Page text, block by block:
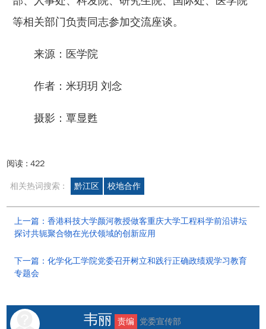
等相关部门负责同志参加交流座谈。
来源：医学院
作者：米玥玥 刘念
摄影：覃显甦
阅读 :422
相关热词搜索 : 黔江区 校地合作
上一篇：香港科技大学颜河教授做客重庆大学工程科学前沿讲坛
探讨共轭聚合物在光伏领域的创新应用
下一篇：化学化工学院党委召开树立和践行正确政绩观学习教育
专题会
韦丽 责编 党委宣传部